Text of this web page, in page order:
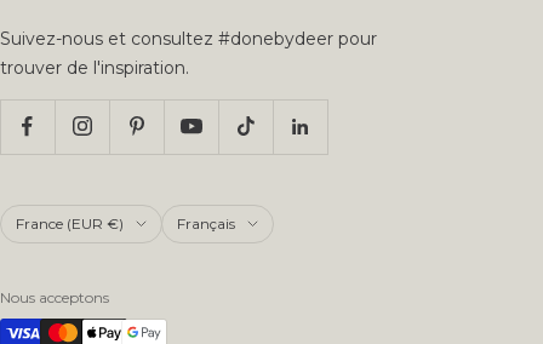
Suivez-nous et consultez #donebydeer pour
trouver de l'inspiration.
Pays/région France (EUR €) Langue
Français
Nous acceptons